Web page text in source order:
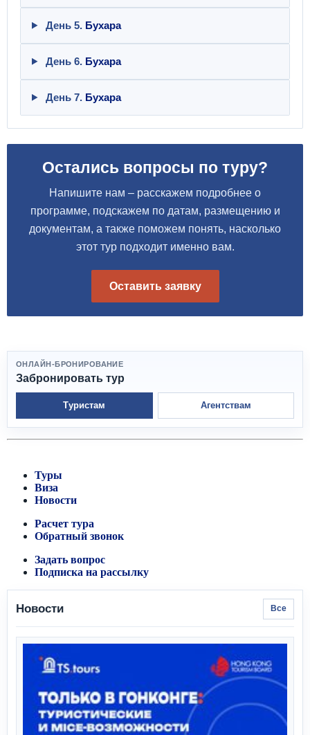
День 5. Бухара
День 6. Бухара
День 7. Бухара
Остались вопросы по туру?
Напишите нам – расскажем подробнее о
программе, подскажем по датам, размещению и
документам, а также поможем понять, насколько
этот тур подходит именно вам.
Оставить заявку
ОНЛАЙН-БРОНИРОВАНИЕ
Забронировать тур
Туристам Агентствам
Туры
Виза
Новости
Расчет тура
Обратный звонок
Задать вопрос
Подписка на рассылку
Новости Все